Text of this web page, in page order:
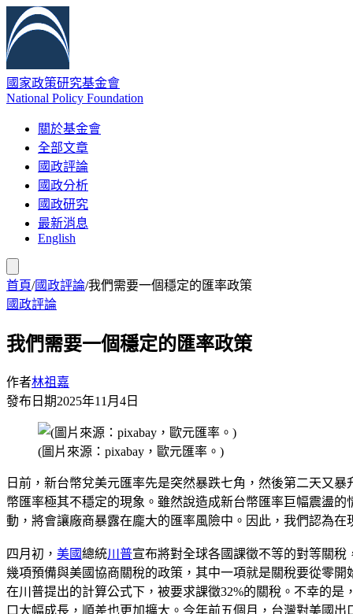
國家政策研究基金會
National Policy Foundation
關於基金會
全部文章
國政評論
國政分析
國政研究
最新消息
English
首頁/國政評論/我們需要一個穩定的匯率政策
國政評論
我們需要一個穩定的匯率政策
作者林祖嘉
發布日期2025年11月4日
(圖片來源：pixabay，歐元匯率。)
日前，新台幣兌美元匯率先是突然暴跌七角，然後第二天又
幣匯率極其不穩定的現象。雖然說造成新台幣匯率巨幅震盪
動，將會讓廠商暴露在龐大的匯率風險中。因此，我們認為
四月初， 美國總統川普宣布將對全球各國課徵不等的對等關稅
幾項預備與美國協商關稅的政策，其中一項就是關稅要從零
在川普提出的計算公式下，被要求課徵32%的關稅。不幸的
口大幅成長，順差也更加擴大。今年前五個月，台灣對美國